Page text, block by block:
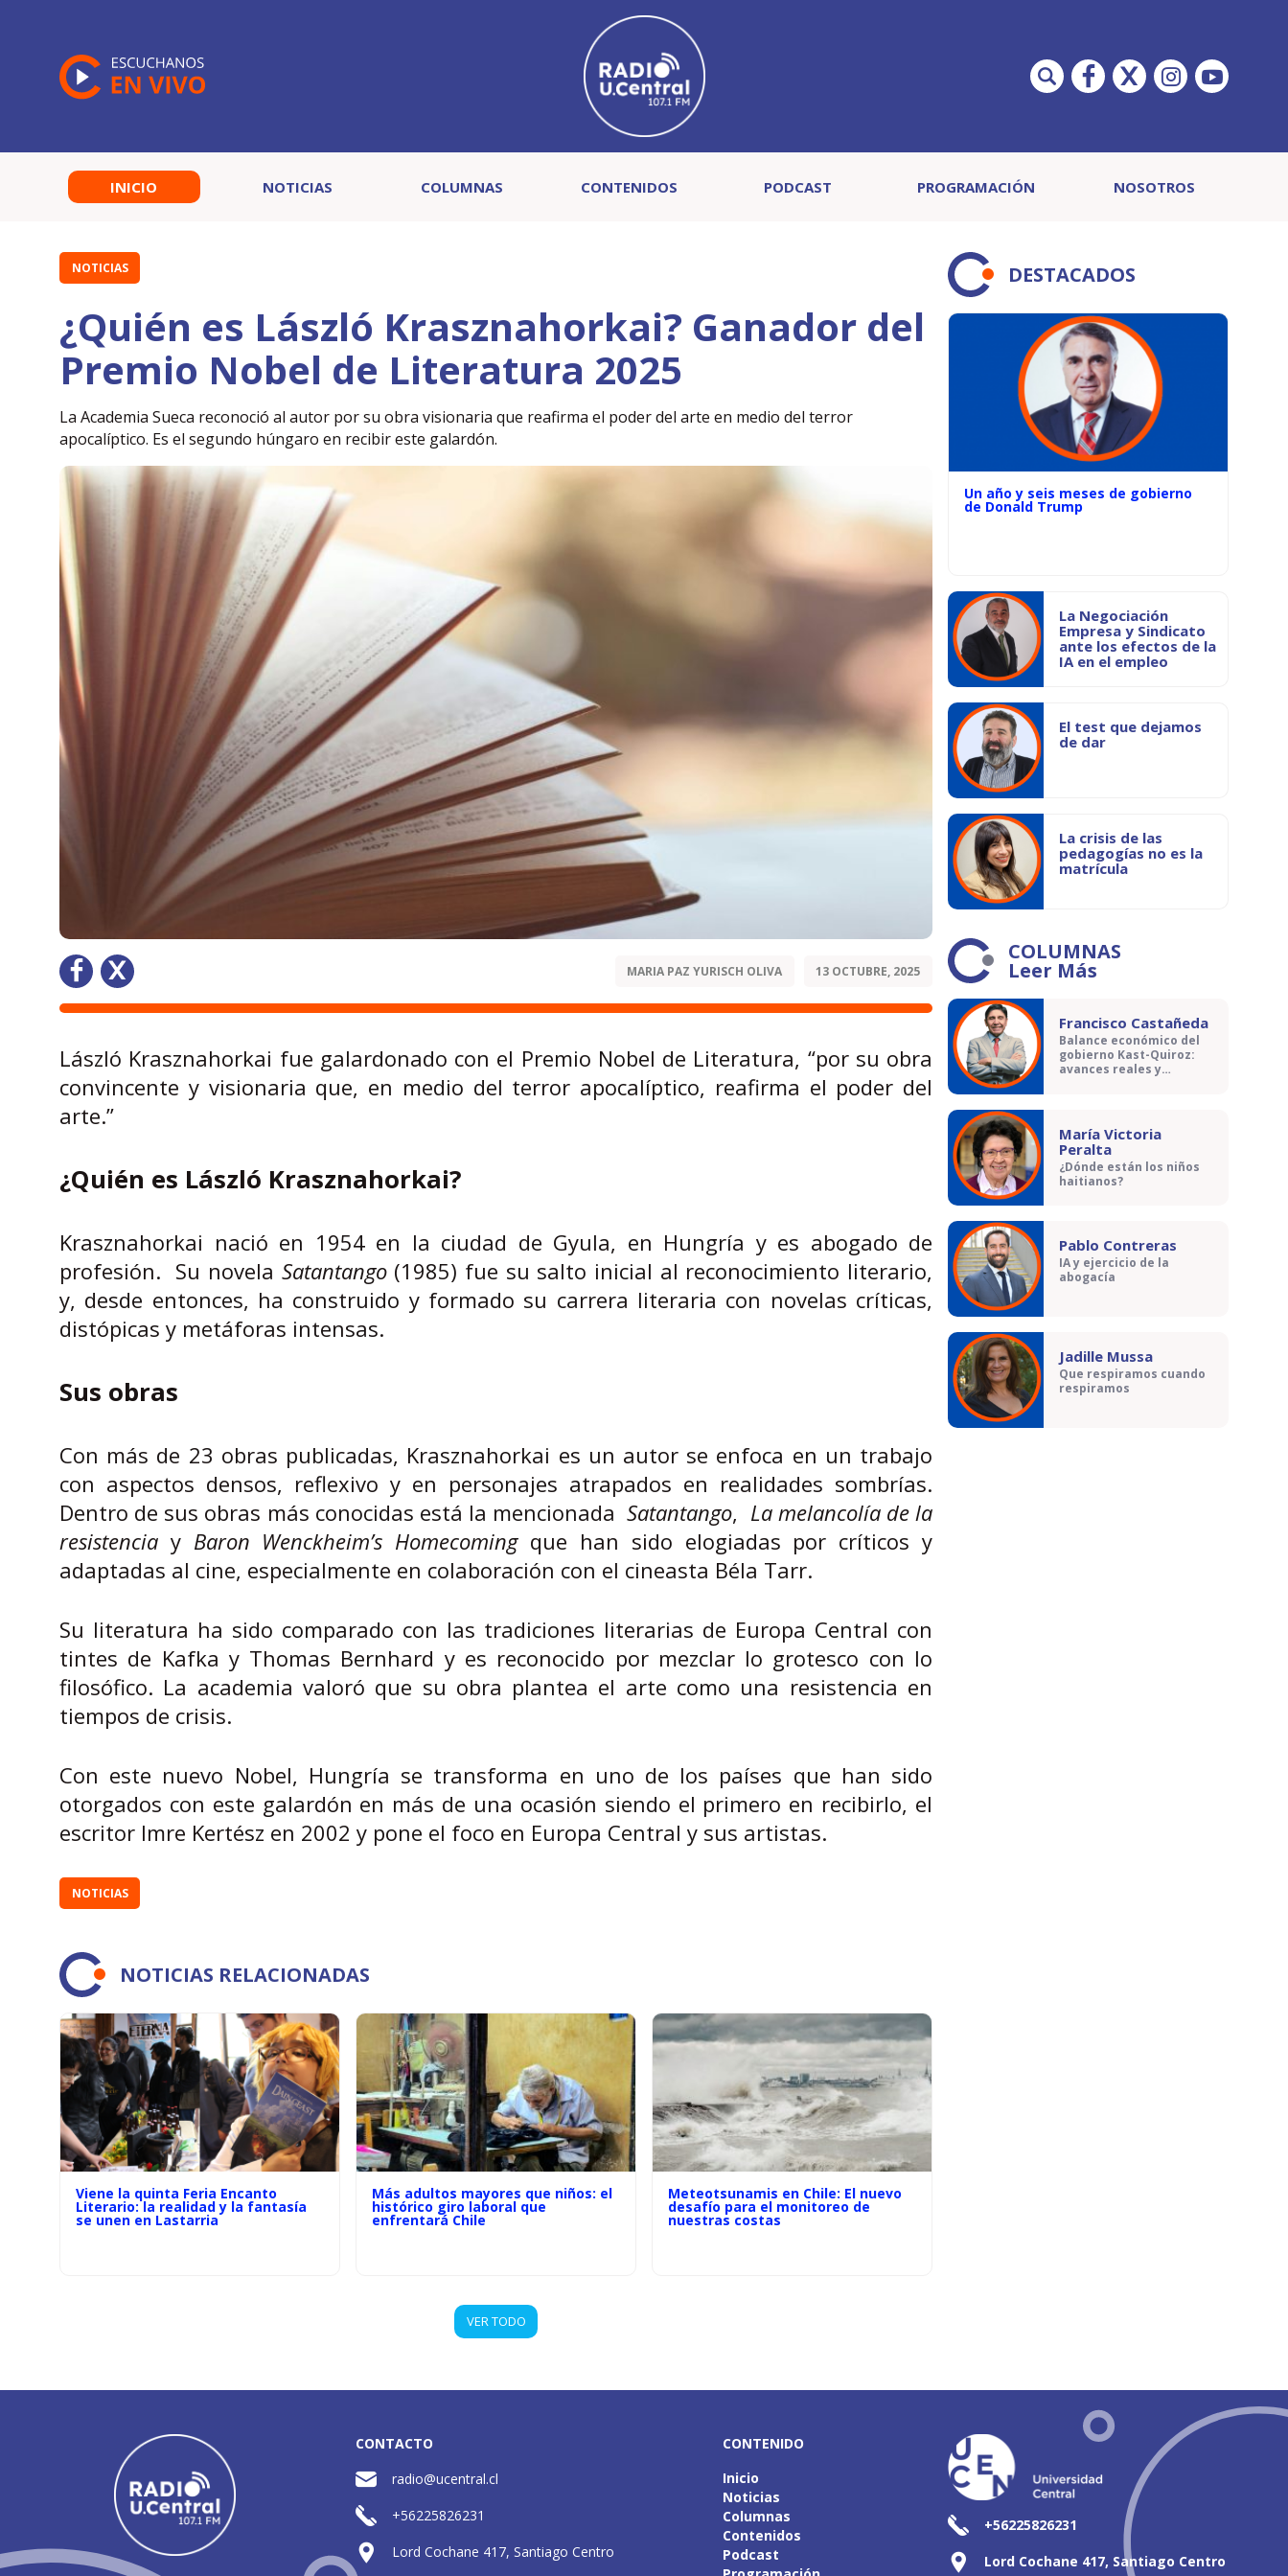
INICIO NOTICIAS COLUMNAS CONTENIDOS PODCAST PROGRAMACIÓN NOSOTROS
NOTICIAS
¿Quién es László Krasznahorkai? Ganador del
Premio Nobel de Literatura 2025
La Academia Sueca reconoció al autor por su obra visionaria que reafirma el poder del arte en medio del terror
apocalíptico. Es el segundo húngaro en recibir este galardón.
MARIA PAZ YURISCH OLIVA 13 OCTUBRE, 2025
László Krasznahorkai fue galardonado con el Premio Nobel de Literatura, “por su obra
convincente y visionaria que, en medio del terror apocalíptico, reafirma el poder del
arte.”
¿Quién es László Krasznahorkai?
Krasznahorkai nació en 1954 en la ciudad de Gyula, en Hungría y es abogado de
profesión. Su novela Satantango(1985) fue su salto inicial al reconocimiento literario,
y, desde entonces, ha construido y formado su carrera literaria con novelas críticas,
distópicas y metáforas intensas.
Sus obras
Con más de 23 obras publicadas, Krasznahorkai es un autor se enfoca en un trabajo
con aspectos densos, reflexivo y en personajes atrapados en realidades sombrías.
Dentro de sus obras más conocidas está la mencionadaSatantango, La melancolía de la
resistencia y Baron Wenckheim’s Homecomingque han sido elogiadas por críticos y
adaptadas al cine, especialmente en colaboración con el cineasta Béla Tarr.
Su literatura ha sido comparado con las tradiciones literarias de Europa Central con
tintes de Kafka y Thomas Bernhard y es reconocido por mezclar lo grotesco con lo
filosófico. La academia valoró que su obra plantea el arte como una resistencia en
tiempos de crisis.
Con este nuevo Nobel, Hungría se transforma en uno de los países que han sido
otorgados con este galardón en más de una ocasión siendo el primero en recibirlo, el
escritor Imre Kertész en 2002 y pone el foco en Europa Central y sus artistas.
NOTICIAS
NOTICIAS RELACIONADAS
Viene la quinta Feria Encanto
Literario: la realidad y la fantasía
se unen en Lastarria
Más adultos mayores que niños: el
histórico giro laboral que
enfrentará Chile
Meteotsunamis en Chile: El nuevo
desafío para el monitoreo de
nuestras costas
VER TODO
DESTACADOS
Un año y seis meses de gobierno
de Donald Trump
La Negociación
Empresa y Sindicato
ante los efectos de la
IA en el empleo
El test que dejamos
de dar
La crisis de las
pedagogías no es la
matrícula
COLUMNAS
Leer Más
Francisco Castañeda
Balance económico del
gobierno Kast-Quiroz:
avances reales y
María Victoria
Peralta
¿Dónde están los niños
haitianos?
Pablo Contreras
IA y ejercicio de la
abogacía
Jadille Mussa
Que respiramos cuando
respiramos
CONTACTO
radio@ucentral.cl
+56225826231
Lord Cochane 417, Santiago Centro
CONTENIDO
Inicio
Noticias
Columnas
Contenidos
Podcast
+56225826231
Lord Cochane 417, Santiago Centro